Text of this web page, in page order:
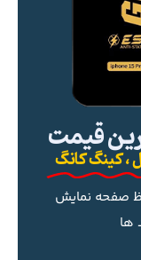
قیمت
، کینگ کانگ
صفحه نمایش
ها